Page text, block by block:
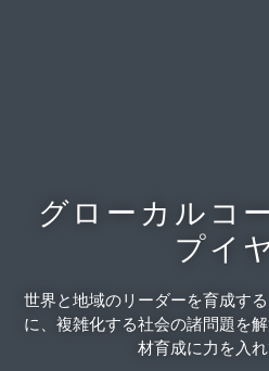
グローカルコ
プイ
世界と地域のリーダーを育成す
に、複雑化する社会の諸問題を
材育成に力を入れ